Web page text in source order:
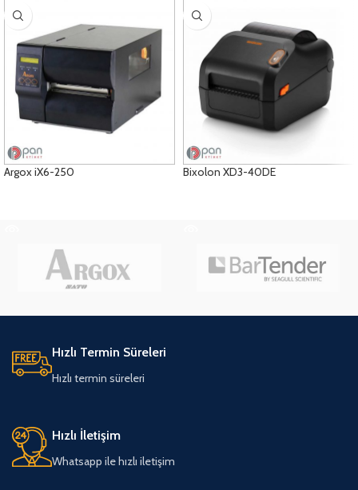
Argox iX6-250 Bixolon XD3-40DE
Hızlı Termin Süreleri
Hızlı termin süreleri
Hızlı İletişim
Whatsapp ile hızlı iletişim